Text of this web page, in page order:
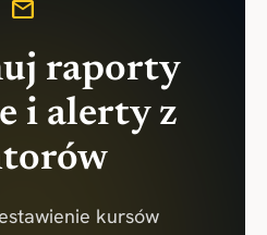
mail
raporty
i alerty z
kursów